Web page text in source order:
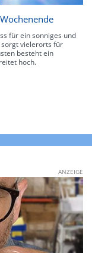
für ein sonniges und
sorgt vielerorts für
besteht ein
hoch.
ANZEIGE